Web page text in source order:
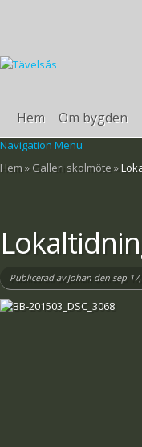
Hem Om bygden
Navigation Menu
Hem » Galleri skolmöte »
Publicerad avJohan den sep